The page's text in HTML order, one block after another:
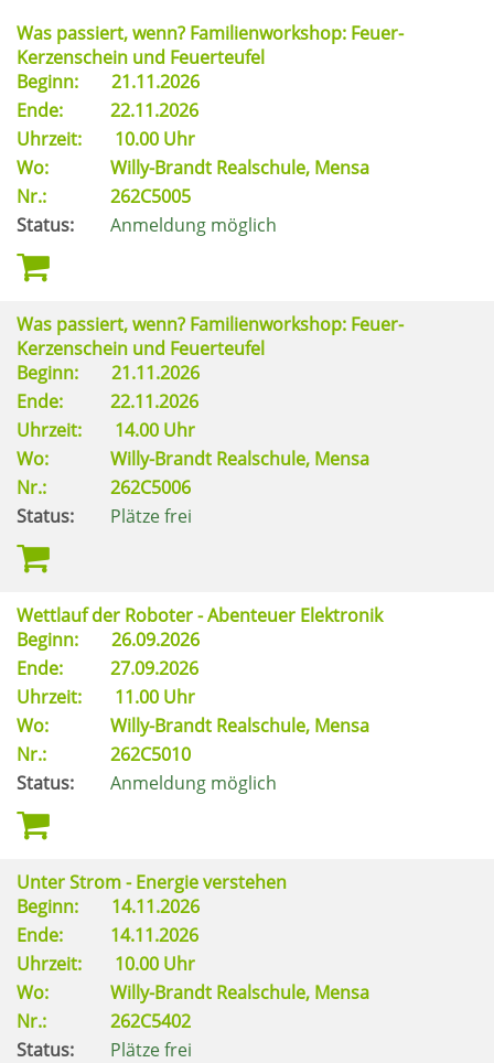
Was passiert, wenn? Familienworkshop: Feuer-
Kerzenschein und Feuerteufel
Beginn:
21.11.2026
Ende:
22.11.2026
Uhrzeit:
10.00 Uhr
Wo:
Willy-Brandt Realschule, Mensa
Nr.:
262C5005
Status:
Anmeldung möglich
Was passiert, wenn? Familienworkshop: Feuer-
Kerzenschein und Feuerteufel
Beginn:
21.11.2026
Ende:
22.11.2026
Uhrzeit:
14.00 Uhr
Wo:
Willy-Brandt Realschule, Mensa
Nr.:
262C5006
Status:
Plätze frei
Wettlauf der Roboter - Abenteuer Elektronik
Beginn:
26.09.2026
Ende:
27.09.2026
Uhrzeit:
11.00 Uhr
Wo:
Willy-Brandt Realschule, Mensa
Nr.:
262C5010
Status:
Anmeldung möglich
Unter Strom - Energie verstehen
Beginn:
14.11.2026
Ende:
14.11.2026
Uhrzeit:
10.00 Uhr
Wo:
Willy-Brandt Realschule, Mensa
Nr.:
262C5402
Status:
Plätze frei